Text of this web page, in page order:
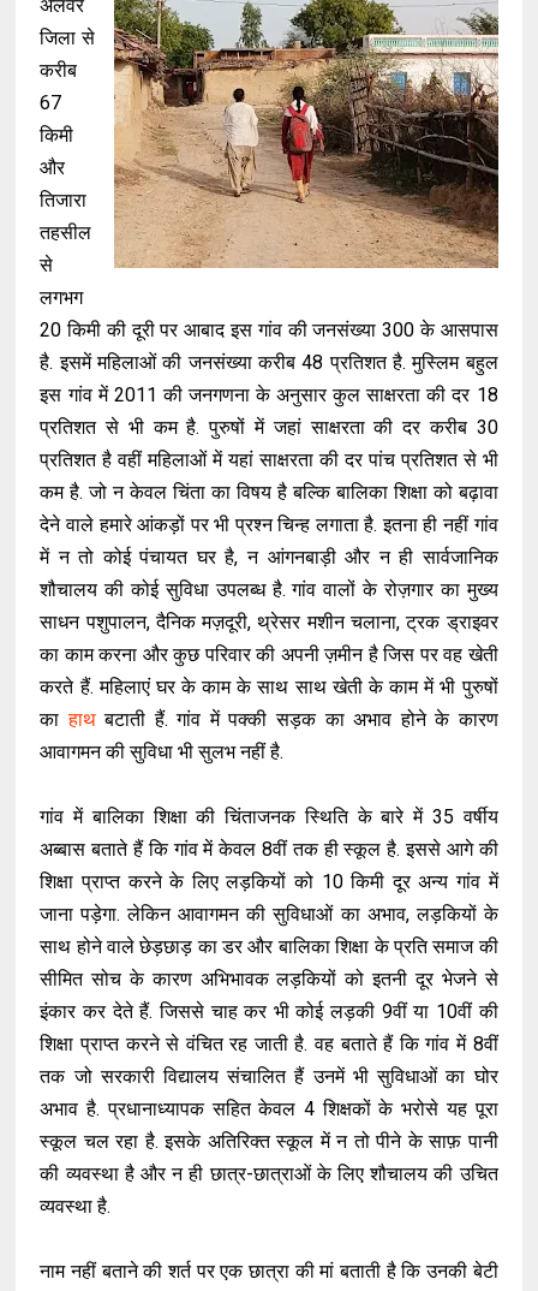
अलवर
जिला से
करीब
67
किमी
और
तिजारा
तहसील
से
लगभग
20 किमी की दूरी पर आबाद इस गांव की जनसंख्या 300 के आसपास
है. इसमें महिलाओं की जनसंख्या करीब 48 प्रतिशत है. मुस्लिम बहुल
इस गांव में 2011 की जनगणना के अनुसार कुल साक्षरता की दर 18
प्रतिशत से भी कम है. पुरुषों में जहां साक्षरता की दर करीब 30
प्रतिशत है वहीं महिलाओं में यहां साक्षरता की दर पांच प्रतिशत से भी
कम है. जो न केवल चिंता का विषय है बल्कि बालिका शिक्षा को बढ़ावा
देने वाले हमारे आंकड़ों पर भी प्रश्न चिन्ह लगाता है. इतना ही नहीं गांव
में न तो कोई पंचायत घर है, न आंगनबाड़ी और न ही सार्वजानिक
शौचालय की कोई सुविधा उपलब्ध है. गांव वालों के रोज़गार का मुख्य
साधन पशुपालन, दैनिक मज़दूरी, थ्रेसर मशीन चलाना, ट्रक ड्राइवर
का काम करना और कुछ परिवार की अपनी ज़मीन है जिस पर वह खेती
करते हैं. महिलाएं घर के काम के साथ साथ खेती के काम में भी पुरुषों
काहाथबटाती हैं. गांव में पक्की सड़क का अभाव होने के कारण
आवागमन की सुविधा भी सुलभ नहीं है.
गांव में बालिका शिक्षा की चिंताजनक स्थिति के बारे में 35 वर्षीय
अब्बास बताते हैं कि गांव में केवल 8वीं तक ही स्कूल है. इससे आगे की
शिक्षा प्राप्त करने के लिए लड़कियों को 10 किमी दूर अन्य गांव में
जाना पड़ेगा. लेकिन आवागमन की सुविधाओं का अभाव, लड़कियों के
साथ होने वाले छेड़छाड़ का डर और बालिका शिक्षा के प्रति समाज की
सीमित सोच के कारण अभिभावक लड़कियों को इतनी दूर भेजने से
इंकार कर देते हैं. जिससे चाह कर भी कोई लड़की 9वीं या 10वीं की
शिक्षा प्राप्त करने से वंचित रह जाती है. वह बताते हैं कि गांव में 8वीं
तक जो सरकारी विद्यालय संचालित हैं उनमें भी सुविधाओं का घोर
अभाव है. प्रधानाध्यापक सहित केवल 4 शिक्षकों के भरोसे यह पूरा
स्कूल चल रहा है. इसके अतिरिक्त स्कूल में न तो पीने के साफ़ पानी
की व्यवस्था है और न ही छात्र-छात्राओं के लिए शौचालय की उचित
व्यवस्था है.
नाम नहीं बताने की शर्त पर एक छात्रा की मां बताती है कि उनकी बेटी